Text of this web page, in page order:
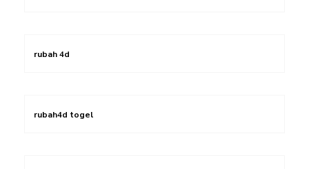
rubah 4d
rubah4d togel